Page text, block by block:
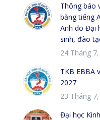
Thông báo
bằng tiếng
Anh do Đại
sinh, đào
24 Tháng
TKB EBBA
2027
23 Tháng
Đại học